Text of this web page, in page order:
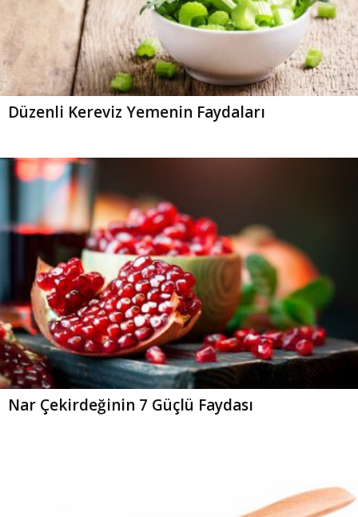
Düzenli Kereviz Yemenin Faydaları
Nar Çekirdeğinin 7 Güçlü Faydası